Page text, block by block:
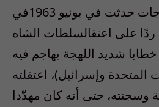
خرداد” (وهي احتجاجات حدثت في يونيو 1963في
ردًا على اعتقالسلطات الشاه
خطابا شديد اللهجة يهاجم فيه
المتحدة وإسرائيل)، اعتقلته
وسجنته، حتى أنه كان مهدّدا